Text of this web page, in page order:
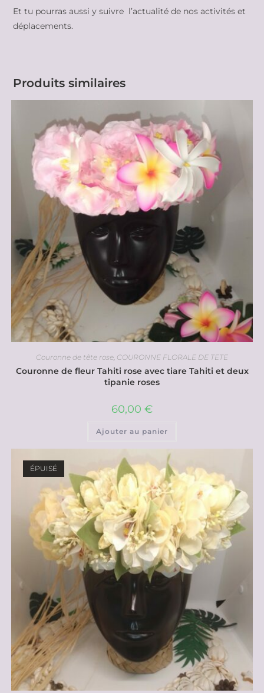
Et tu pourras aussi y suivre l’actualité de nos activités et
déplacements.
Produits similaires
Couronne de tête rose COURONNE FLORALE DE TETE
Couronne de fleur Tahiti rose avec tiare Tahiti et deux
tipanie roses
60,00 €
Ajouter au panier
ÉPUISÉ